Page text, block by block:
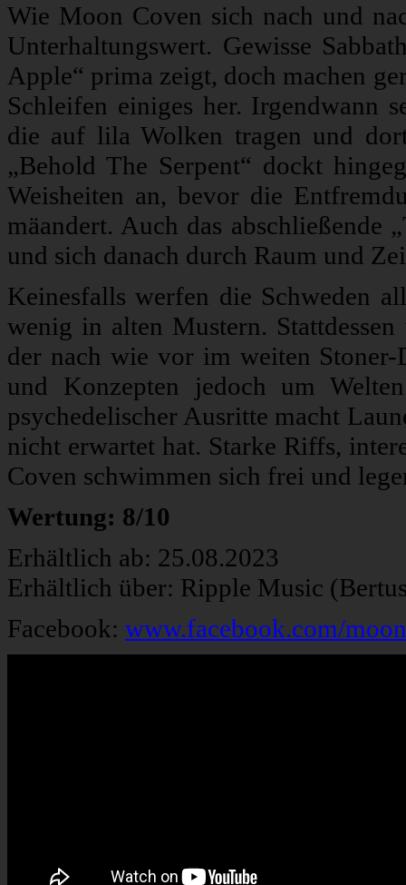
Wie Moon Coven sich nach und
Unterhaltungswert. Gewisse
Apple“ prima zeigt, doch machen
Schleifen einiges her. Irgendwann
die auf lila Wolken tragen und
„Behold The Serpent“ dockt
Weisheiten an, bevor die
mäandert. Auch das abschließende
und sich danach durch Raum und
Keinesfalls werfen die Schweden
wenig in alten Mustern.
der nach wie vor im weiten
und Konzepten jedoch um
psychedelischer Ausritte macht
nicht erwartet hat. Starke Riffs,
Coven schwimmen sich frei und
Wertung: 8/10
Erhältlich ab: 25.08.2023
Erhältlich über: Ripple Music
Facebook: www.facebook.com/